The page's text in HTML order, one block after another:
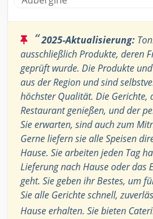
“2025-Aktualisierung:
ausschließlich Produkte, deren
geprüft wurde. Die Produkte
aus der Region und sind
höchster Qualität. Die Gerichte,
Restaurant genießen, und der
Sie erwarten, sind auch zum
Gerne liefern sie alle Speisen
Hause. Sie arbeiten jeden Tag
Lieferung nach Hause oder das
geht. Sie geben ihr Bestes, um
Sie alle Gerichte schnell,
Hause erhalten. Sie bieten